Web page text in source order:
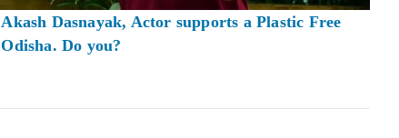
Akash Dasnayak, Actor supports a Plastic Free
Odisha. Do you?